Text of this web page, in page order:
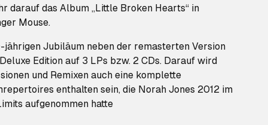
darauf das Album „Little Broken Hearts“ in
Mouse.
jährigen Jubiläum neben der remasterten Version
Edition auf 3 LPs bzw. 2 CDs. Darauf wird
und Remixen auch eine komplette
enthalten sein, die Norah Jones 2012 im
aufgenommen hatte